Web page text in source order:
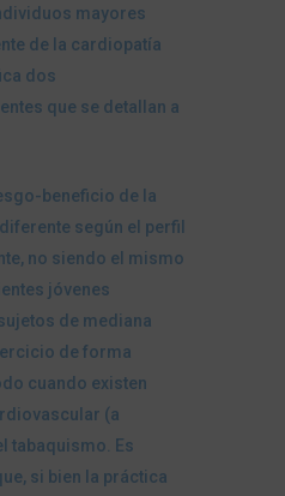
mayores
de la cardiopatía
dos
que se detallan a
beneficio de la
según el perfil
no siendo el mismo
jóvenes
de mediana
de forma
cuando existen
(a
tabaquismo. Es
si bien la práctica